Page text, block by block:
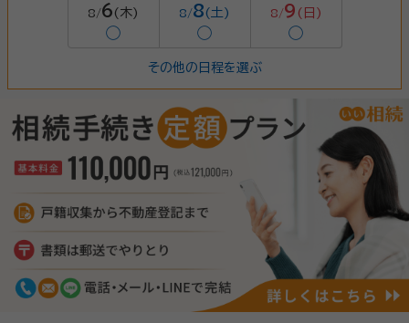
8/6 (木)
◯
8/8(土)
◯
8/9 (日)
◯
その他の日程を選ぶ